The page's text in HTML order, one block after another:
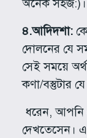
অনেক সহজ:)।
৪.আদিদশা:
দোলনের যে
সেই সময়ে
কণা/বস্তুটার
ধরেন, আপনি
দেখতেসেন।